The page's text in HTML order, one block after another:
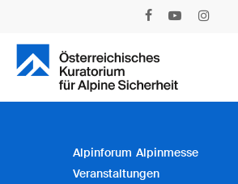
main
content
facebookyoutubeinstagram
Alpinforum Alpinmesse
Veranstaltungen